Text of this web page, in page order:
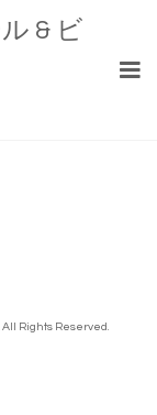
& ビ
. All Rights Reserved.